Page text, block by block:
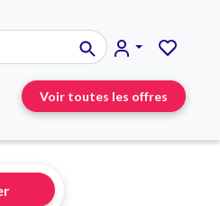
Voir toutes les offres